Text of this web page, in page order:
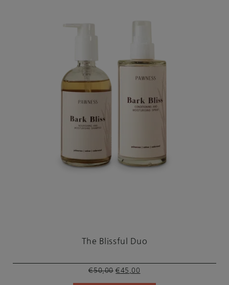
The Blissful Duo
€50,00 Oorspronkelijke
€45,00